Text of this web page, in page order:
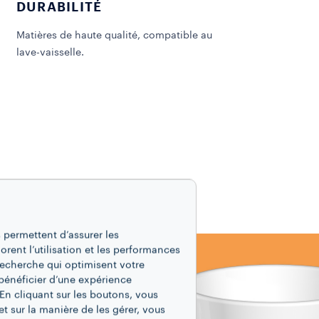
DURABILITÉ
Matières de haute qualité, compatible au
lave-vaisselle.
d’assurer les
l’utilisation et les performances
qui optimisent votre
d’une expérience
cliquant sur les boutons, vous
sur la manière de les gérer, vous